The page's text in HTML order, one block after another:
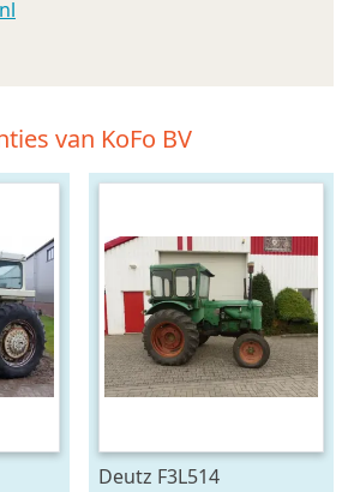
van KoFo BV
Deutz F3L514